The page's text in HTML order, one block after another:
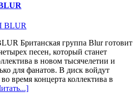
Британская группа Blur готовит
песен, который станет
в новом тысячелетии и
для фанатов. В диск войдут
время концерта коллектива в